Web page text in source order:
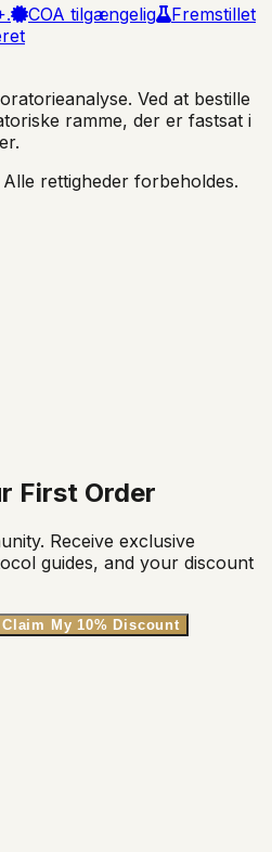
COA tilgængelig
Fremstillet
Ved at bestille
ramme, der er fastsat i
rettigheder forbeholdes.
First Order
Receive exclusive
guides, and your discount
Claim My 10% Discount